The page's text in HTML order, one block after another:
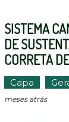
SISTEMA
DE
CORRETA
Capa
meses atrás